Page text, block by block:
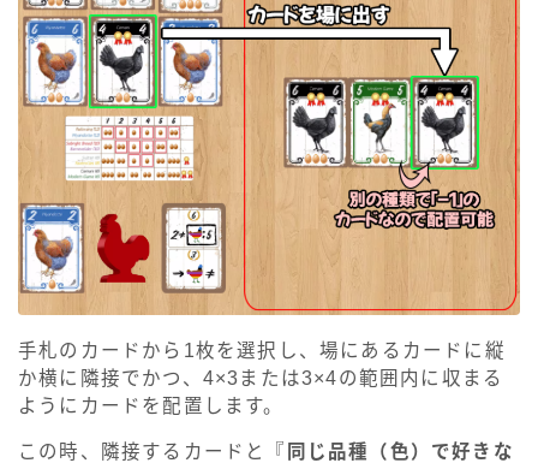
手札のカードから1枚を選択し、場にあるカードに縦
か横に隣接でかつ、4×3または3×4の範囲内に収まる
ようにカードを配置します。
この時、隣接するカードと『 同じ品種（色）で好きな